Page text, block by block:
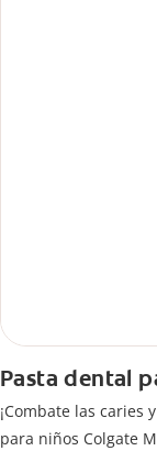
Pasta dental
¡Combate las caries
para niños Colgate